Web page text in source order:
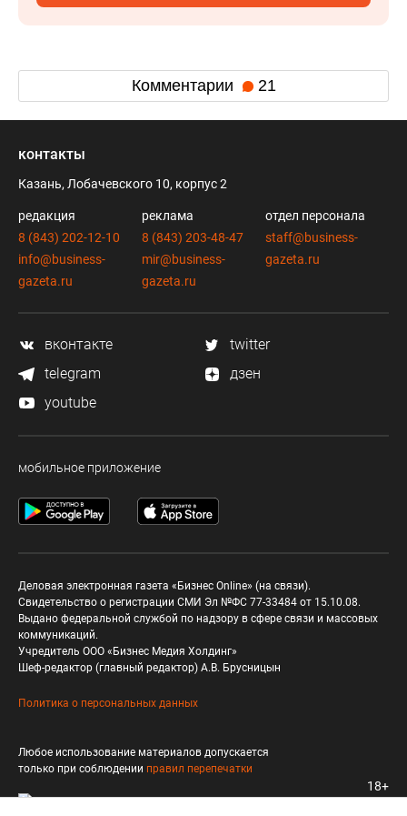
Комментарии 21
контакты
Казань, Лобачевского 10, корпус 2
редакция
8 (843) 202-12-10
info@business-
gazeta.ru
реклама
8 (843) 203-48-47
mir@business-
gazeta.ru
отдел персонала
staff@business-
gazeta.ru
вконтакте
twitter
telegram
дзен
youtube
мобильное приложение
Деловая электронная газета «Бизнес Online» (на связи).
Свидетельство о регистрации СМИ Эл №ФС 77-33484 от 15.10.08.
Выдано федеральной службой по надзору в сфере связи и массовых
коммуникаций.
Учредитель ООО «Бизнес Медия Холдинг»
Шеф-редактор (главный редактор) А.В. Брусницын
Политика о персональных данных
Любое использование материалов допускается
только при соблюдении правил перепечатки
18+